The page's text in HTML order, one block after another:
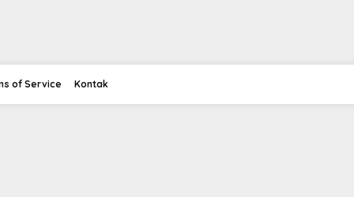
of Service Kontak